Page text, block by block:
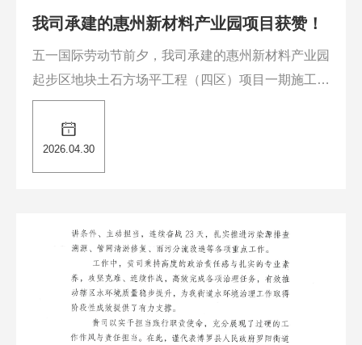
我司承建的惠州新材料产业园项目获赞！
五一国际劳动节前夕，我司承建的惠州新材料产业园
起步区地块土石方场平工程（四区）项目一期施工图
设计、施工总承包（EPC）喜讯连连。......
2026.04.30